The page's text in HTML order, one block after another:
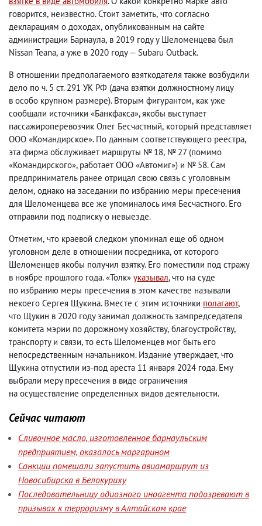
говорится, неизвестно. Стоит заметить, что согласно
декларациям о доходах, опубликованным на сайте
администрации Барнаула, в 2019 году у Шеломенцева был
Nissan Teana, а уже в 2020 году — Subaru Outback.
В отношении предполагаемого взяткодателя также возбудили
дело по ч. 5 ст. 291 УК РФ (дача взятки должностному лицу
в особо крупном размере). Вторым фигурантом, как уже
сообщали источники «Банкфакса», якобы выступает
пассажироперевозчик Олег Бесчастный, который представляет
ООО «Командирское». По данным соответствующего реестра,
эта фирма обслуживает маршруты № 18, № 27 (помимо
«Командирского», работает ООО «Автомиг») и № 58. Сам
предприниматель ранее отрицал свою связь с уголовным
делом, однако на заседании по избранию меры пресечения
для Шеломенцева все же упоминалось имя Бесчастного. Его
отправили под подписку о невыезде.
Отметим, что краевой следком упоминал еще об одном
уголовном деле в отношении посредника, от которого
Шеломенцев якобы получил взятку. Его поместили под стражу
в ноябре прошлого года. «Толк» указывал, что на суде
по избранию меры пресечения в этом качестве называли
некоего Сергея Щукина. Вместе с этим источники полагают,
что Щукин в 2020 году занимал должность зампредседателя
комитета мэрии по дорожному хозяйству, благоустройству,
транспорту и связи, то есть Шеломенцев мог быть его
непосредственным начальником. Издание утверждает, что
Щукина отпустили из-под ареста 11 января 2024 года. Ему
выбрали меру пресечения в виде ограничения
на осуществление определенных видов деятельности.
Сейчас читают
Сливочное масло, изготовленное барнаульским
предприятием, оказалось маргарином
Санкции помешали запустить авиамаршрут из
Новосибирска в Белокуриху
Последовательницу одиозного иноагента подозревают в
призывах к терроризму в Алтайском крае